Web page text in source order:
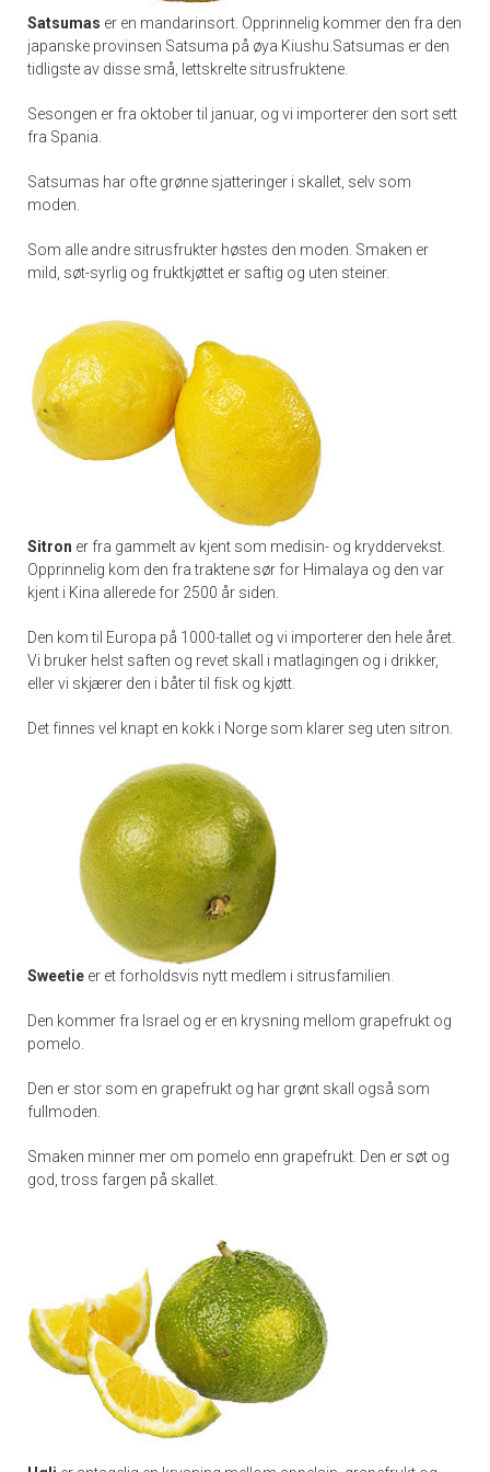
Satsumas er en mandarinsort. Opprinnelig kommer den fra den
japanske provinsen Satsuma på øya Kiushu.Satsumas er den
tidligste av disse små, lettskrelte sitrusfruktene.
Sesongen er fra oktober til januar, og vi importerer den sort sett
fra Spania.
Satsumas har ofte grønne sjatteringer i skallet, selv som
moden.
Som alle andre sitrusfrukter høstes den moden. Smaken er
mild, søt-syrlig og fruktkjøttet er saftig og uten steiner.
Sitron er fra gammelt av kjent som medisin- og kryddervekst.
Opprinnelig kom den fra traktene sør for Himalaya og den var
kjent i Kina allerede for 2500 år siden.
Den kom til Europa på 1000-tallet og vi importerer den hele året.
Vi bruker helst saften og revet skall i matlagingen og i drikker,
eller vi skjærer den i båter til fisk og kjøtt.
Det finnes vel knapt en kokk i Norge som klarer seg uten sitron.
Sweetie er et forholdsvis nytt medlem i sitrusfamilien.
Den kommer fra Israel og er en krysning mellom grapefrukt og
pomelo.
Den er stor som en grapefrukt og har grønt skall også som
fullmoden.
Smaken minner mer om pomelo enn grapefrukt. Den er søt og
god, tross fargen på skallet.